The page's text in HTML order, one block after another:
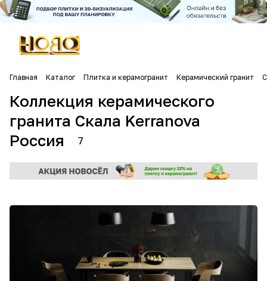
Главная Каталог Плитка и керамогранит Керамический гранит
Коллекция керамического
гранита Скала Kerranova
Россия
7